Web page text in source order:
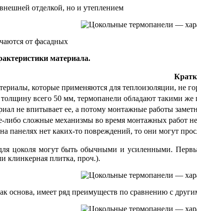
отделкой, но и утеплением
от фасадных
материала.
которые применяются для теплоизоляции, не
всего 50 мм, термопанели обладают такими же
не впитывает ее, а потому монтажные работы
либо сложные механизмы во время монтажных работ
панелях нет каких-то повреждений, то они могут
цоколя могут быть обычными и усиленными.
клинкерная плитка, проч.).
основа, имеет ряд преимуществ по сравнению с